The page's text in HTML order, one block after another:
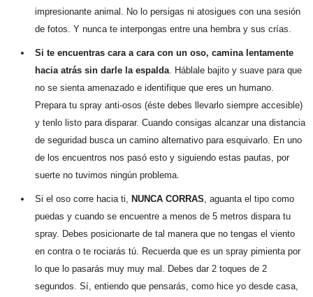
impresionante animal. No lo persigas ni atosigues con una sesión
de fotos. Y nunca te interpongas entre una hembra y sus crías.
Si te encuentras cara a cara con un oso, camina lentamente
hacia atrás sin darle la espalda . Háblale bajito y suave para que
no se sienta amenazado e identifique que eres un humano.
Prepara tu spray anti-osos (éste debes llevarlo siempre accesible)
y tenlo listo para disparar. Cuando consigas alcanzar una distancia
de seguridad busca un camino alternativo para esquivarlo. En uno
de los encuentros nos pasó esto y siguiendo estas pautas, por
suerte no tuvimos ningún problema.
Si el oso corre hacia ti, NUNCA CORRAS , aguanta el tipo como
puedas y cuando se encuentre a menos de 5 metros dispara tu
spray. Debes posicionarte de tal manera que no tengas el viento
en contra o te rociarás tú. Recuerda que es un spray pimienta por
lo que lo pasarás muy muy mal. Debes dar 2 toques de 2
segundos. Sí, entiendo que pensarás, como hice yo desde casa,